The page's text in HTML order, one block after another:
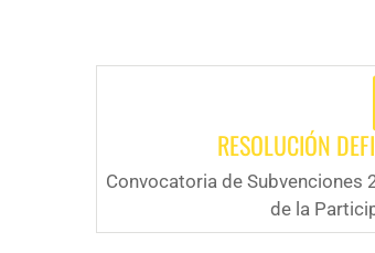
RESOLUCIÓN
Convocatoria de Subvenciones
de la